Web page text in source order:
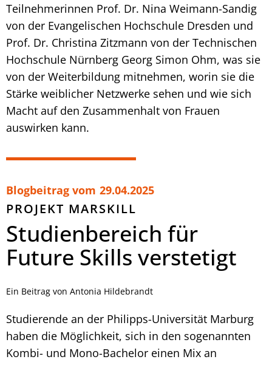
Teilnehmerinnen Prof. Dr. Nina Weimann-Sandig
von der Evangelischen Hochschule Dresden und
Prof. Dr. Christina Zitzmann von der Technischen
Hochschule Nürnberg Georg Simon Ohm, was sie
von der Weiterbildung mitnehmen, worin sie die
Stärke weiblicher Netzwerke sehen und wie sich
Macht auf den Zusammenhalt von Frauen
auswirken kann.
Blogbeitrag vom 29.04.2025
PROJEKT MARSKILL
Studienbereich für
Future Skills verstetigt
Ein Beitrag von Antonia Hildebrandt
Studierende an der Philipps-Universität Marburg
haben die Möglichkeit, sich in den sogenannten
Kombi- und Mono-Bachelor einen Mix an